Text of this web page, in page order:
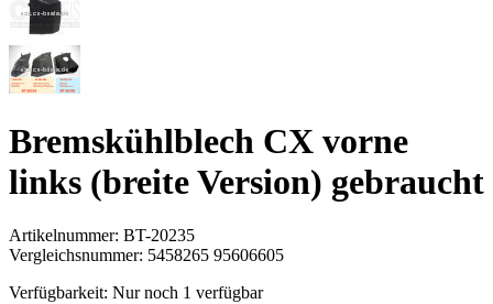
Bremskühlblech CX vorne
links (breite Version) gebraucht
Artikelnummer: BT-20235
Vergleichsnummer: 5458265 95606605
Verfügbarkeit: Nur noch 1 verfügbar